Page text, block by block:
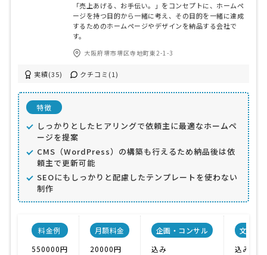
「売上あげる、お手伝い。」をコンセプトに、ホームペ
ージを持つ目的から一緒に考え、その目的を一緒に達成
するためのホームページやデザインを納品する会社で
す。
大阪府堺市堺区寺地町東2-1-3
実績(35) クチコミ(1)
特徴
しっかりとしたヒアリングで依頼主に最適なホームペ
ージを提案
CMS（WordPress）の構築も行えるため納品後は依
頼主で更新可能
SEOにもしっかりと配慮したテンプレートを使わない
制作
料金例
550000円
月額料金
20000円
企画・コンサル
込み
文章作
込み